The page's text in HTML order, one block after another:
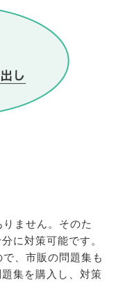
ません。そのた
に対策可能です。
、市販の問題集も
集を購入し、対策